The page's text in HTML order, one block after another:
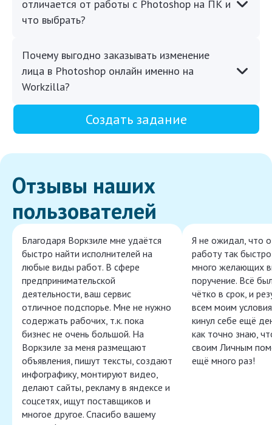
отличается от работы с Photoshop на ПК и
что выбрать?
Почему выгодно заказывать изменение
лица в Photoshop онлайн именно на
Workzilla?
Создать задание
Отзывы наших
пользователей
Благодаря Воркзиле мне удаётся
быстро найти исполнителей на
любые виды работ. В сфере
предпринимательской
деятельности, ваш сервис
отличное подспорье. Мне не нужно
содержать рабочих, т.к. пока
бизнес не очень большой. На
Воркзиле за меня размещают
объявления, пишут тексты, создают
инфографику, монтируют видео,
делают сайты, рекламу в яндексе и
соцсетях, ищут поставщиков и
многое другое. Спасибо вашему
Я не ожидал, что
работу так
много желающих
поручение. Всё
чётко в срок, и
всем моим
кинул себе ещё
как точно знаю,
своим Личным
ещё много раз!